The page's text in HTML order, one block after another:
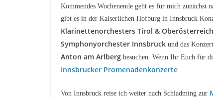
Kommendes Wochenende geht es für mich zunächst
gibt es in der Kaiserlichen Hofburg in Innsbruck
Klarinettenorchesters Tirol & Oberösterreich
Symphonyorchester Innsbruck und das
Anton am Arlberg besuchen. Wenn Ihr Euch für
Innsbrucker Promenadenkonzerte
Von Innsbruck reise ich weiter nach Schladming zur